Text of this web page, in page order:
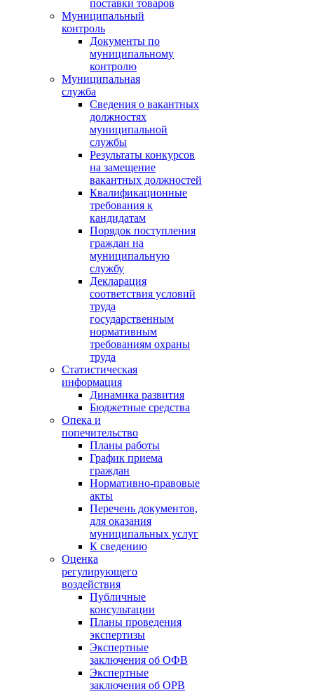
поставки товаров
Муниципальный
контроль
Документы по
муниципальному
контролю
Муниципальная
служба
Сведения о вакантных
должностях
муниципальной
службы
Результаты конкурсов
на замещение
вакантных должностей
Квалификационные
требования к
кандидатам
Порядок поступления
граждан на
муниципальную
службу
Декларация
соответствия условий
труда
государственным
нормативным
требованиям охраны
труда
Статистическая
информация
Динамика развития
Бюджетные средства
Опека и
попечительство
Планы работы
График приема
граждан
Нормативно-правовые
акты
Перечень документов,
для оказания
муниципальных услуг
К сведению
Оценка
регулирующего
воздействия
Публичные
консультации
Планы проведения
экспертизы
Экспертные
заключения об ОФВ
Экспертные
заключения об ОРВ